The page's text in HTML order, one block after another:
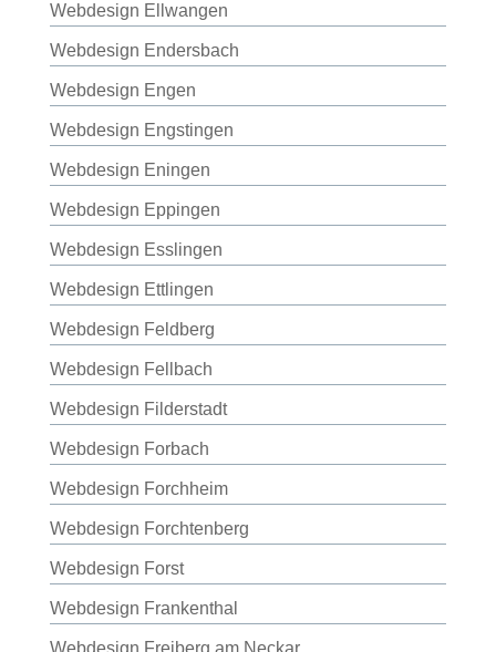
Webdesign Ellwangen
Webdesign Endersbach
Webdesign Engen
Webdesign Engstingen
Webdesign Eningen
Webdesign Eppingen
Webdesign Esslingen
Webdesign Ettlingen
Webdesign Feldberg
Webdesign Fellbach
Webdesign Filderstadt
Webdesign Forbach
Webdesign Forchheim
Webdesign Forchtenberg
Webdesign Forst
Webdesign Frankenthal
Webdesign Freiberg am Neckar